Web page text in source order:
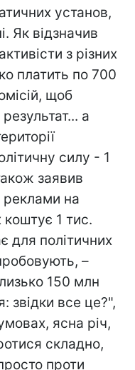
установ,
Як відзначив
з різних
платить по 700
щоб
а
силу - 1
заявив
на
коштує 1 тис.
для політичних
–
150 млн
звідки все це?",
ясна річ,
складно,
проти